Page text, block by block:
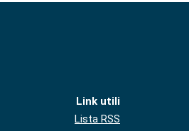
Link utili
Lista RSS